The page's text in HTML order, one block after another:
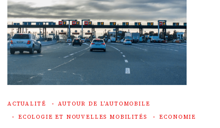
ACTUALITÉ
AUTOUR DE L'AUTOMOBILE
ECOLOGIE ET NOUVELLES MOBILITÉS
ECONOMIE